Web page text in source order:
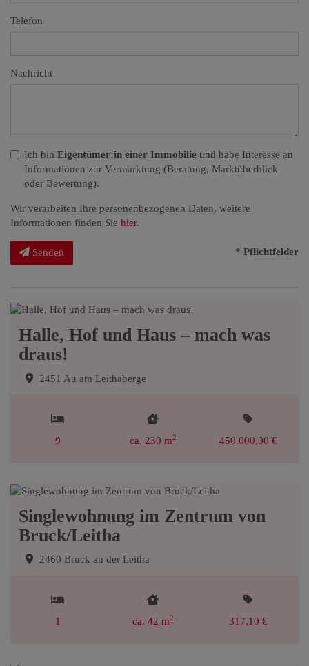
Telefon
Nachricht
Ich bin Eigentümer:in einer Immobilie und habe Interesse an
Informationen zur Vermarktung (Beratung, Marktüberblick
oder Bewertung).
Wir verarbeiten Ihre personenbezogenen Daten, weitere
Informationen finden Sie hier.
Senden * Pflichtfelder
Halle, Hof und Haus – mach was
draus!
2451 Au am Leithaberge
9 ca. 230 m2 450.000,00 €
Singlewohnung im Zentrum von
Bruck/Leitha
2460 Bruck an der Leitha
1 ca. 42 m2 317,10 €